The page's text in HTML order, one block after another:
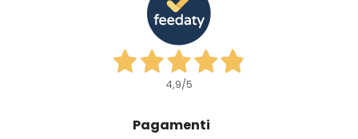
4,9/5
Pagamenti